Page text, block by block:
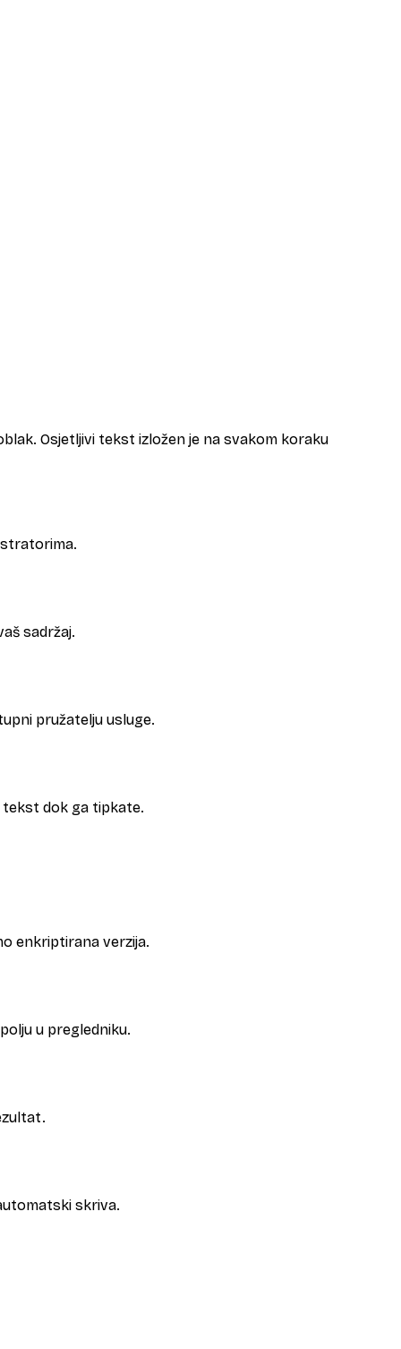
Osjetljivi tekst izložen je na svakom koraku
sadržaj.
pružatelju usluge.
tekst dok ga tipkate.
enkriptirana verzija.
u pregledniku.
skriva.